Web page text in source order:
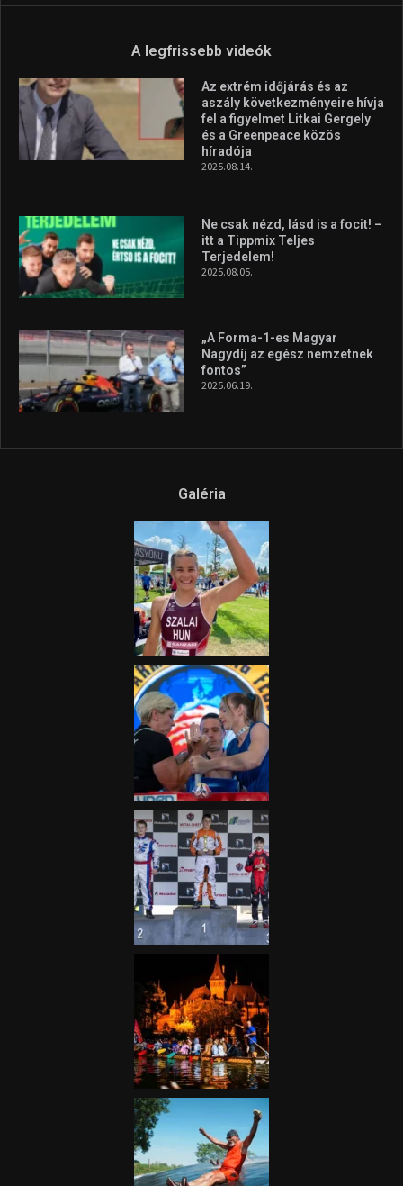
A legfrissebb videók
Az extrém időjárás és az
aszály következményeire hívja
fel a figyelmet Litkai Gergely
és a Greenpeace közös
híradója
2025.08.14.
Ne csak nézd, lásd is a focit! –
itt a Tippmix Teljes
Terjedelem!
2025.08.05.
„A Forma-1-es Magyar
Nagydíj az egész nemzetnek
fontos”
2025.06.19.
Galéria